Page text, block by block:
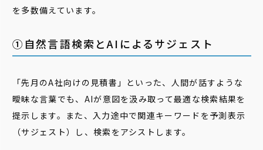
を多数備えています。
①自然言語検索とAIによるサジェスト
「先月のA社向けの見積書」といった、人間が話すような
曖昧な言葉でも、AIが意図を汲み取って最適な検索結果を
提示します。また、入力途中で関連キーワードを予測表示
（サジェスト）し、検索をアシストします。